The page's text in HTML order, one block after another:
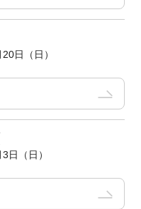
日（日）
日（日）